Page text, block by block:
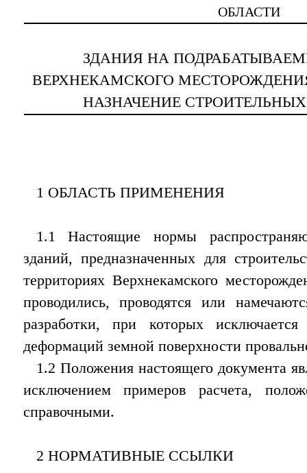
ОБЛАСТИ
ЗДАНИЯ НА
ВЕРХНЕКАМСКОГО
НАЗНАЧЕНИЕ
1 ОБЛАСТЬ ПРИМЕНЕНИЯ
1.1 Настоящие нормы
зданий, предназначенных для
территориях Верхнекамского
проводились, проводятся или
разработки, при которых исключается
деформаций земной поверхности
1.2 Положения настоящего документа
исключением примеров расчета,
справочными.
2 НОРМАТИВНЫЕ ССЫЛКИ